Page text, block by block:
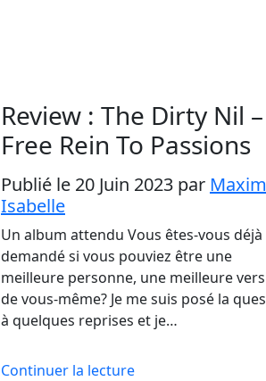
Review : The Dirty Nil –
Free Rein To Passions
Publié le 20 Juin 2023 par
Isabelle
Un album attendu Vous êtes-vous déjà
demandé si vous pouviez être une
meilleure personne, une meilleure
de vous-même? Je me suis posé la
à quelques reprises et je…
Continuer la lecture